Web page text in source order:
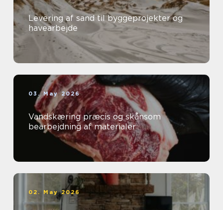
Levering af sand til byggeprojekter og
havearbejde
03. May 2026
Vandskæring præcis og skånsom
bearbejdning af materialer
02. May 2026